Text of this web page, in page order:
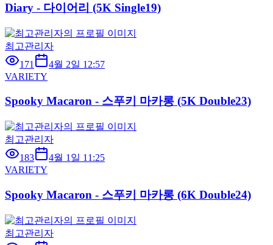
Diary - 다이어리 (5K Single19)
최고관리자
171
4월 2일 12:57
VARIETY
Spooky Macaron - 스푸키 마카롱 (5K Double23)
최고관리자
183
4월 1일 11:25
VARIETY
Spooky Macaron - 스푸키 마카롱 (6K Double24)
최고관리자